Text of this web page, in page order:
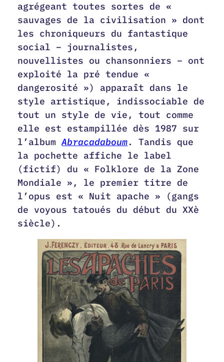
agrégeant toutes sortes de «
sauvages de la civilisation » dont
les chroniqueurs du fantastique
social – journalistes,
nouvellistes ou chansonniers – ont
exploité la pré tendue «
dangerosité ») apparaît dans le
style artistique, indissociable de
tout un style de vie, tout comme
elle est estampillée dès 1987 sur
l’albumAbracadaboum. Tandis que
la pochette affiche le label
(fictif) du « Folklore de la Zone
Mondiale », le premier titre de
l’opus est « Nuit apache » (gangs
de voyous tatoués du début du XXè
siècle).